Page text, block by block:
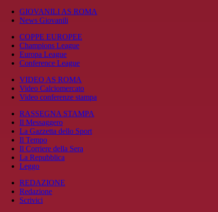
GIOVANILI AS ROMA
News Giovanili
COPPE EUROPEE
Champions League
Europa League
Conference League
VIDEO AS ROMA
Video Calciomercato
Video conferenze stampa
RASSEGNA STAMPA
Il Messaggero
La Gazzetta dello Sport
Il Tempo
Il Corriere della Sera
La Repubblica
Leggo
REDAZIONE
Redazione
Scrivici